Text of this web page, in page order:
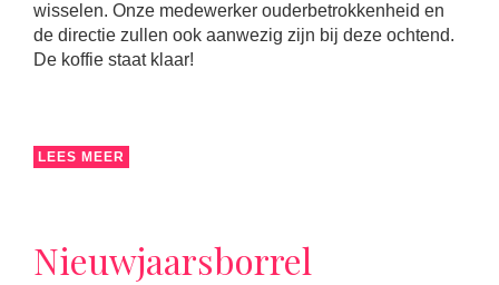
wisselen. Onze medewerker ouderbetrokkenheid en
de directie zullen ook aanwezig zijn bij deze ochtend.
De koffie staat klaar!
LEES MEER
Nieuwjaarsborrel